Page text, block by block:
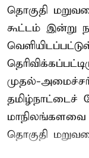
தொகுதி
கூட்டம் இன்று
முதல்-
தமிழ்நாட்டைச்
மாநிலங்களவை
தொகுதி